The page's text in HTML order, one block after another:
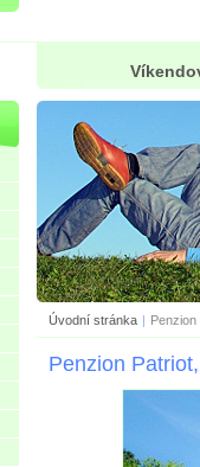
Úvodní stránka |
Penzion